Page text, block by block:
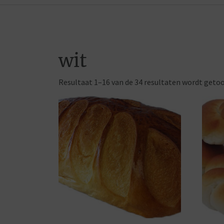
wit
Resultaat 1–16 van de 34 resultaten wordt